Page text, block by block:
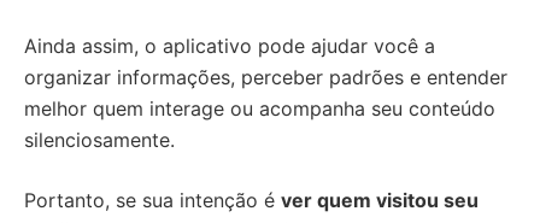
Ainda assim, o aplicativo pode ajudar você a
organizar informações, perceber padrões e entender
melhor quem interage ou acompanha seu conteúdo
silenciosamente.
Portanto, se sua intenção é ver quem visitou seu